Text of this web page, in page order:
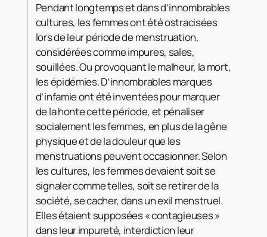
Pendant longtemps et dans d’innombrables
cultures, les femmes ont été ostracisées
lors de leur période de menstruation,
considérées comme impures, sales,
souillées. Ou provoquant le malheur, la mort,
les épidémies. D’innombrables marques
d’infamie ont été inventées pour marquer
de la honte cette période, et pénaliser
socialement les femmes, en plus de la gêne
physique et de la douleur que les
menstruations peuvent occasionner. Selon
les cultures, les femmes devaient soit se
signaler comme telles, soit se retirer de la
société, se cacher, dans un exil menstruel.
Elles étaient supposées « contagieuses »
dans leur impureté, interdiction leur